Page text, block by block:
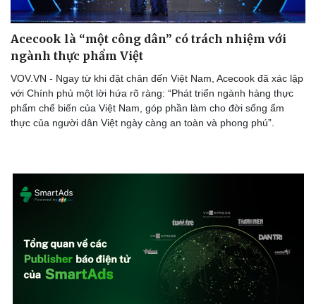
Sản phụ khoa
Làm đẹp - giảm cân
Phòng mạch online
Ăn sạch sống khỏe
Acecook là “một công dân” có trách nhiệm với
ngành thực phẩm Việt
VOV.VN - Ngay từ khi đặt chân đến Việt Nam, Acecook đã xác lập
với Chính phủ một lời hứa rõ ràng: “Phát triển ngành hàng thực
phẩm chế biến của Việt Nam, góp phần làm cho đời sống ẩm
thực của người dân Việt ngày càng an toàn và phong phú”.